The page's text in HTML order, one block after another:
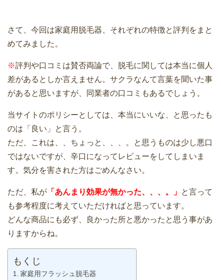
さて、今回は家庭用脱毛器、それぞれの特徴と評判をまと
めてみました。
※評判や口コミは賛否両論で、脱毛に関しては本当に個人
差があるとしか言えません。サクラなんて言葉を聞いた事
があると思いますが、同業者の口コミもあるでしょう。
当サイトのポリシーとしては、本当にいいな、と思ったも
のは「良い」と言う。
ただ、これは、、ちょっと、、、。と思うものは少し悪口
ではないですが、辛口になってレビューをしてしまいま
す。気分を害された方はごめんなさい。
ただ、私が 「あんまり効果が無かった、、、。」 と言って
も参考程度に考えていただければと思っています。
どんな商品にも必ず、良かった所と悪かったと思う事があ
りますからね。
もくじ
家庭用フラッシュ脱毛器